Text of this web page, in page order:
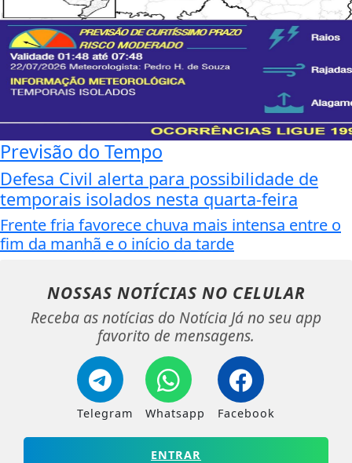
Previsão do Tempo
Defesa Civil alerta para possibilidade de
temporais isolados nesta quarta-feira
Frente fria favorece chuva mais intensa entre o
fim da manhã e o início da tarde
NOSSAS NOTÍCIAS NO CELULAR
Receba as notícias do Notícia Já no seu app
favorito de mensagens.
Telegram Whatsapp Facebook
ENTRAR